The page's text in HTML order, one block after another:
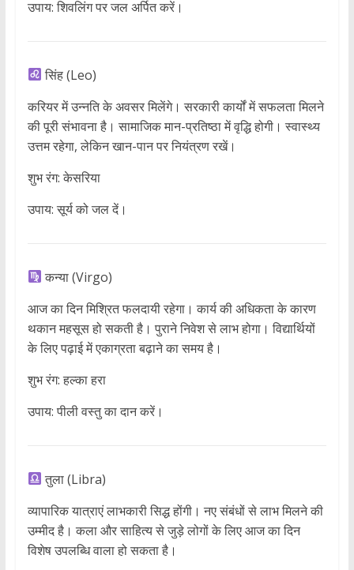
उपाय: शिवलिंग पर जल अर्पित करें।
सिंह (Leo)
करियर में उन्नति के अवसर मिलेंगे। सरकारी कार्यों में सफलता मिलने
की पूरी संभावना है। सामाजिक मान-प्रतिष्ठा में वृद्धि होगी। स्वास्थ्य
उत्तम रहेगा, लेकिन खान-पान पर नियंत्रण रखें।
शुभ रंग: केसरिया
उपाय: सूर्य को जल दें।
कन्या (Virgo)
आज का दिन मिश्रित फलदायी रहेगा। कार्य की अधिकता के कारण
थकान महसूस हो सकती है। पुराने निवेश से लाभ होगा। विद्यार्थियों
के लिए पढ़ाई में एकाग्रता बढ़ाने का समय है।
शुभ रंग: हल्का हरा
उपाय: पीली वस्तु का दान करें।
तुला (Libra)
व्यापारिक यात्राएं लाभकारी सिद्ध होंगी। नए संबंधों से लाभ मिलने की
उम्मीद है। कला और साहित्य से जुड़े लोगों के लिए आज का दिन
विशेष उपलब्धि वाला हो सकता है।